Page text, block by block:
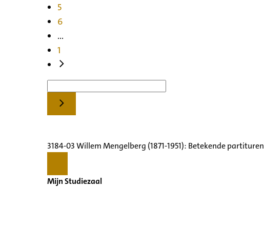
5
6
...
1
3184-03 Willem Mengelberg (1871-1951): Betekende partituren
Mijn Studiezaal